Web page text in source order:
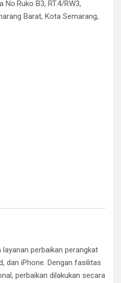
No.Ruko B3, RT.4/RW3,
Barat, Kota Semarang,
perbaikan perangkat
dan iPhone. Dengan fasilitas
perbaikan dilakukan secara